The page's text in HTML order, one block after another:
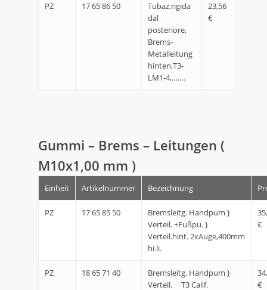
PZ 17 65 86 50
Tubaz.rigida
dal
posteriore,
Brems-
Metalleitung
hinten,T3-
LM1-4,…….
23,56
€
Gummi – Brems – Leitungen (
M10x1,00 mm )
Einheit Artikelnummer Bezeichnung
PZ 17 65 85 50
Bremsleitg. Handpum }
Verteil. +Fußpu. }
Verteil.hint. 2xAuge,400mm
hi.li.
€
PZ 18 65 71 40
Bremsleitg. Handpum }
Verteil. T3 Calif.
€